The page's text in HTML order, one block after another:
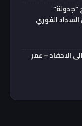
“جدولة”
الفوري
الاحفاد – عمر